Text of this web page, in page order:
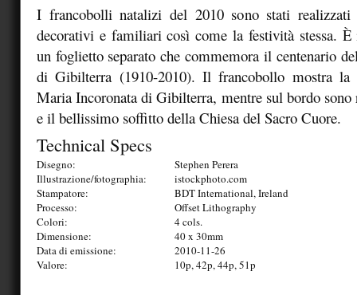
I francobolli natalizi del 2010 sono stati realizzati
decorativi e familiari così come la festività stessa. È
un foglietto separato che commemora il centenario
di Gibilterra (1910-2010). Il francobollo mostra la
Maria Incoronata di Gibilterra, mentre sul bordo sono
e il bellissimo soffitto della Chiesa del Sacro Cuore.
Technical Specs
Disegno:
Stephen Perera
Illustrazione/fotographia:
istockphoto.com
Stampatore:
BDT International, Ireland
Processo:
Offset Lithography
Colori:
4 cols.
Dimensione:
40 x 30mm
Data di emissione:
2010-11-26
Valore:
10p, 42p, 44p, 51p